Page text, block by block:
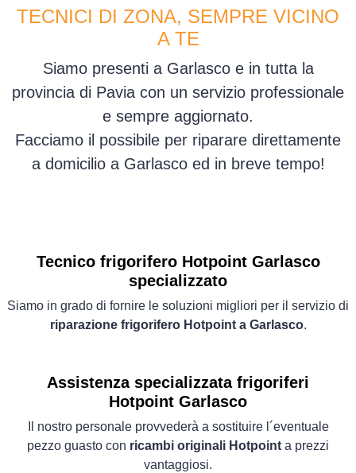
TECNICI DI ZONA, SEMPRE VICINO
A TE
Siamo presenti a Garlasco e in tutta la
provincia di Pavia con un servizio professionale
e sempre aggiornato.
Facciamo il possibile per riparare direttamente
a domicilio a Garlasco ed in breve tempo!
Tecnico frigorifero Hotpoint Garlasco
specializzato
Siamo in grado di fornire le soluzioni migliori per il servizio di
riparazione frigorifero Hotpoint a Garlasco.
Assistenza specializzata frigoriferi
Hotpoint Garlasco
Il nostro personale provvederà a sostituire l´eventuale
pezzo guasto con ricambi originali Hotpoint a prezzi
vantaggiosi.